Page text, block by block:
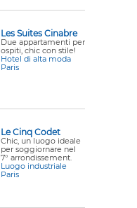
Les Suites Cinabre
Due appartamenti per
ospiti, chic con stile!
Hotel di alta moda
Paris
Le Cinq Codet
Chic, un luogo ideale
per soggiornare nel
7° arrondissement.
Luogo industriale
Paris